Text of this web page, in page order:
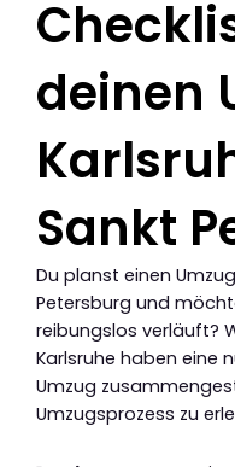
deinen
Sankt
Du planst einen
Petersburg und
reibungslos verläuft?
Karlsruhe haben eine
Umzug
Umzugsprozess zu